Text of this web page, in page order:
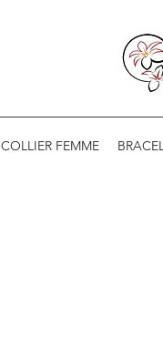
COLLIER FEMME